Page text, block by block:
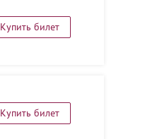
Купить билет
Купить билет